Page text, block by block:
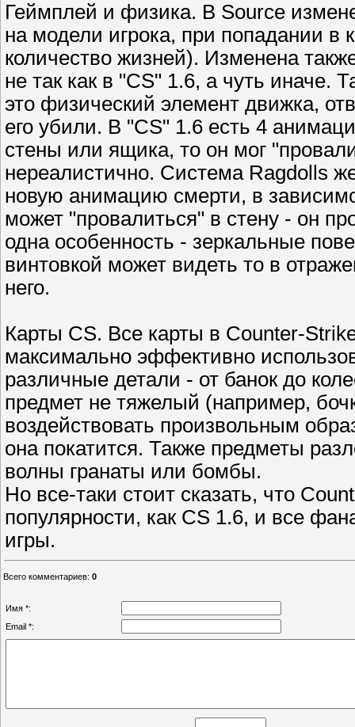
Геймплей и физика. В Source
на модели игрока, при попадании в
количество жизней). Изменена
не так как в "CS" 1.6, а чуть иначе.
это физический элемент движка,
его убили. В "CS" 1.6 есть 4
стены или ящика, то он мог
нереалистично. Система Ragdolls
новую анимацию смерти, в
может "провалиться" в стену - он
одна особенность - зеркальные
винтовкой может видеть то в
него.
Карты CS. Все карты в Counter-
максимально эффективно
различные детали - от банок до
предмет не тяжелый (например,
воздействовать произвольным
она покатится. Также предметы
волны гранаты или бомбы.
Но все-таки стоит сказать, что
популярности, как CS 1.6, и все
игры.
Всего комментариев: 0
Имя *:
Email *: